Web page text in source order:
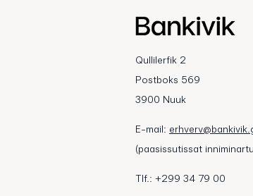
Qullilerfik 2
Postboks 569
3900 Nuuk
E-mail:
(paasissutissat
Tlf.: +299 34 79 00